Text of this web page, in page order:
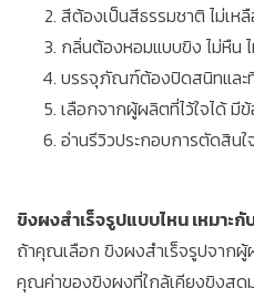
สีต้องเป็นสีธรรมชาติ ไม่เ
กลิ่นต้องหอมแบบขิง ไม่หืน
บรรจุภัณฑ์ต้องปิดสนิทและ
เลือกจากผู้ผลิตที่ไว้ใจได้ มี
อ่านรีวิวประกอบการตัดสินใ
ขิงผงสำเร็จรูปแบบไหน เหมาะ
ถ้าคุณเลือก ขิงผงสำเร็จรูปจาก
คุณค่าของขิงผงที่ใกล้เคียงขิงสด